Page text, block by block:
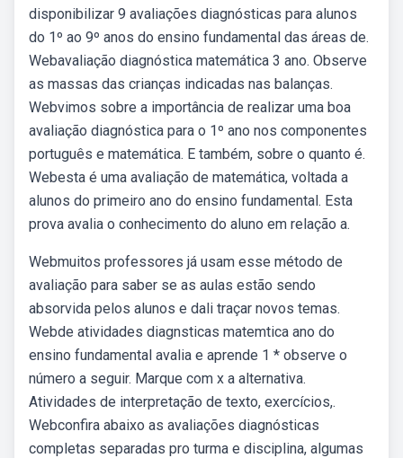
disponibilizar 9 avaliações diagnósticas para alunos
do 1º ao 9º anos do ensino fundamental das áreas de.
Webavaliação diagnóstica matemática 3 ano. Observe
as massas das crianças indicadas nas balanças.
Webvimos sobre a importância de realizar uma boa
avaliação diagnóstica para o 1º ano nos componentes
português e matemática. E também, sobre o quanto é.
Webesta é uma avaliação de matemática, voltada a
alunos do primeiro ano do ensino fundamental. Esta
prova avalia o conhecimento do aluno em relação a.
Webmuitos professores já usam esse método de
avaliação para saber se as aulas estão sendo
absorvida pelos alunos e dali traçar novos temas.
Webde atividades diagnsticas matemtica ano do
ensino fundamental avalia e aprende 1 * observe o
número a seguir. Marque com x a alternativa.
Atividades de interpretação de texto, exercícios,.
Webconfira abaixo as avaliações diagnósticas
completas separadas pro turma e disciplina, algumas